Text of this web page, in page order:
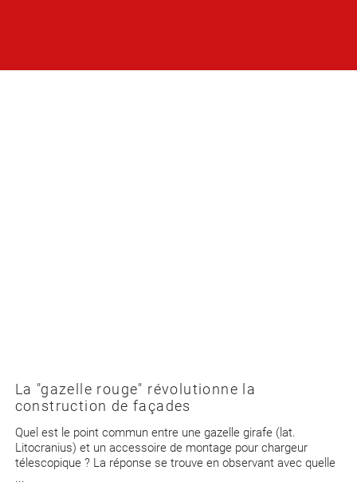
La "gazelle rouge" révolutionne la
construction de façades
Quel est le point commun entre une gazelle girafe (lat.
Litocranius) et un accessoire de montage pour chargeur
télescopique ? La réponse se trouve en observant avec quelle
...